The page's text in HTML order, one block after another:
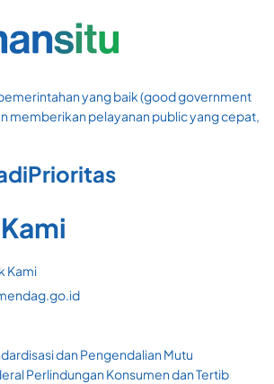
yang baik (good government
memberikan pelayanan public yang cepat,
Prioritas
Kami
dan Pengendalian Mutu
Perlindungan Konsumen dan Tertib